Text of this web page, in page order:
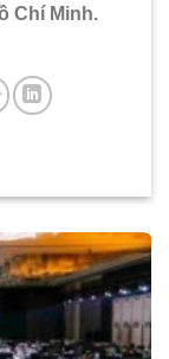
Chí Minh.